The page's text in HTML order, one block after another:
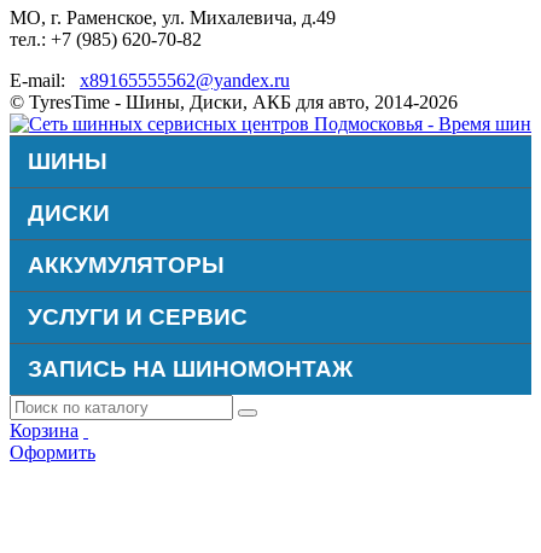
МО, г. Раменское, ул. Михалевича, д.49
тел.: +7 (985) 620-70-82
E-mail: x89165555562@yandex.ru
© TyresTime - Шины, Диски, АКБ для авто, 2014-2026
ШИНЫ
ДИСКИ
АККУМУЛЯТОРЫ
УСЛУГИ И СЕРВИС
ЗАПИСЬ НА ШИНОМОНТАЖ
Корзина
Оформить